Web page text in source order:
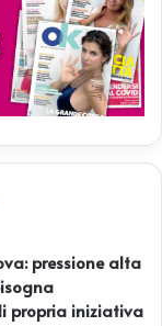
pressione alta
propria iniziativa